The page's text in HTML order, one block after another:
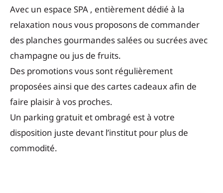
Avec un espace SPA , entièrement dédié à la
relaxation nous vous proposons de commander
des planches gourmandes salées ou sucrées avec
champagne ou jus de fruits.
Des promotions vous sont régulièrement
proposées ainsi que des cartes cadeaux afin de
faire plaisir à vos proches.
Un parking gratuit et ombragé est à votre
disposition juste devant l’institut pour plus de
commodité.